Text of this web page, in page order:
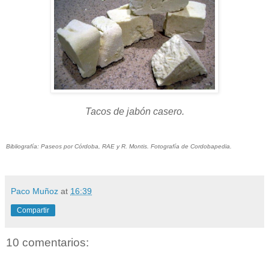
Tacos de jabón casero.
Bibliografía: Paseos por Córdoba, RAE y R. Montis. Fotografía de Cordobapedia.
Paco Muñoz at 16:39
Compartir
10 comentarios: